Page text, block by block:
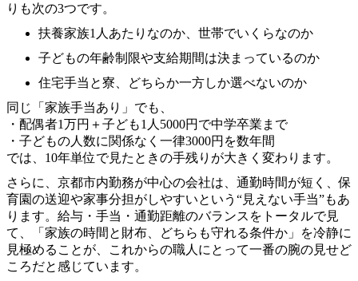
りも次の3つです。
扶養家族1人あたりなのか、世帯でいくらなのか
子どもの年齢制限や支給期間は決まっているのか
住宅手当と寮、どちらか一方しか選べないのか
同じ「家族手当あり」でも、
・配偶者1万円＋子ども1人5000円で中学卒業まで
・子どもの人数に関係なく一律3000円を数年間
では、10年単位で見たときの手残りが大きく変わります。
さらに、京都市内勤務が中心の会社は、通勤時間が短く、保
育園の送迎や家事分担がしやすいという“見えない手当”もあ
ります。給与・手当・通勤距離のバランスをトータルで見
て、「家族の時間と財布、どちらも守れる条件か」を冷静に
見極めることが、これからの職人にとって一番の腕の見せど
ころだと感じています。